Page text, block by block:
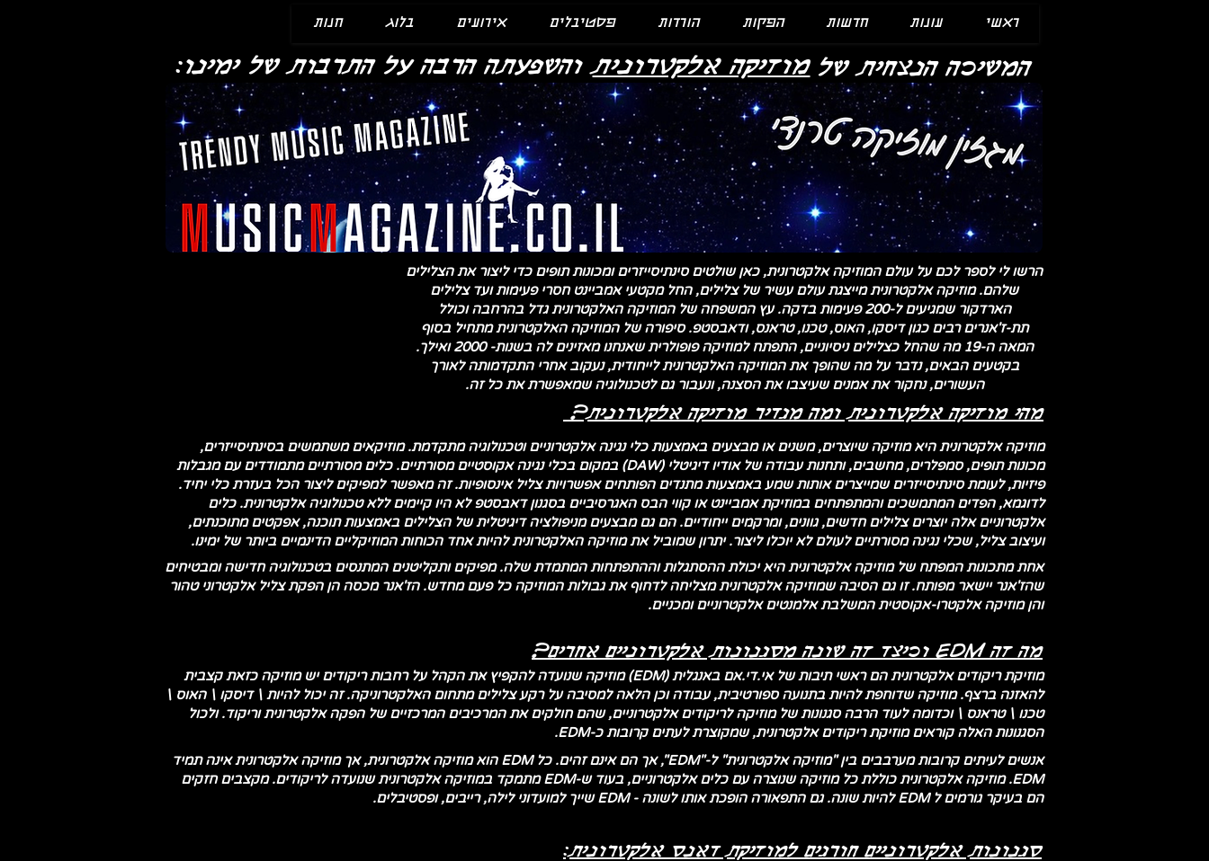
חנות בלוג אירועים פסטיבלים הורדות הפקות חדשות עונות ראשי
מוזיקה אלקטרונית :והשפעתה הרבה על התרבות של ימינו המשיכה הנצחית של
הרשו לי לספר לכם על עולם המוזיקה אלקטרונית, כאן שולטים סינתיסייזרים ומכונות תופים כדי ליצור את הצלילים
שלהם. מוזיקה אלקטרונית מייצגת עולם עשיר של צלילים, החל מקטעי אמביינט חסרי פעימות ועד צלילים
הארדקור שמגיעים ל-200 פעימות בדקה. עץ המשפחה של המוזיקה האלקטרונית גדל בהרחבה וכולל
תת-ז'אנרים רבים כגון דיסקו, האוס, טכנו, טראנס, ודאבסטפ. סיפורה של המוזיקה האלקטרונית מתחיל בסוף
המאה ה-19 מה שהחל כצלילים ניסיוניים, התפתח למוזיקה פופולרית שאנחנו מאזינים לה בשנות- 2000 ואילך.
בקטעים הבאים, נדבר על מה שהופך את המוזיקה האלקטרונית לייחודית, נעקוב אחרי התקדמותה לאורך
העשורים, נחקור את אמנים שעיצבו את הסצנה, ונעבור גם לטכנולוגיה שמאפשרת את כל זה.
מהי מוזיקה אלקטרונית ומה מגדיר מוזיקה אלקטרונית?
מוזיקה אלקטרונית היא מוזיקה שיוצרים, משנים או מבצעים באמצעות כלי נגינה אלקטרוניים וטכנולוגיה מתקדמת. מוזיקאים משתמשים בסינתיסייזרים,
מכונות תופים, סמפלרים, מחשבים, ותחנות עבודה של אודיו דיגיטלי (DAW) במקום בכלי נגינה אקוסטיים מסורתיים. כלים מסורתיים מתמודדים עם מגבלות
פיזיות, לעומת סינתיסייזרים שמייצרים אותות שמע באמצעות מתנדים הפותחים אפשרויות צליל אינסופיות. זה מאפשר למפיקים ליצור הכל בעזרת כלי יחיד.
לדוגמא, הפדים המתמשכים והמתפתחים במוזיקת ​​אמביינט או קווי הבס האגרסיביים בסגנון דאבסטפ לא היו קיימים ללא טכנולוגיה אלקטרונית. כלים
אלקטרוניים אלה יוצרים צלילים חדשים, גוונים, ומרקמים ייחודיים. הם גם מבצעים מניפולציה דיגיטלית של הצלילים באמצעות תוכנה, אפקטים מתוכנתים,
ועיצוב צליל, שכלי נגינה מסורתיים לעולם לא יוכלו ליצור. יתרון שמוביל את מוזיקה האלקטרונית להיות אחד הכוחות המוזיקליים הדינמיים ביותר של ימינו.
אחת מתכונות המפתח של מוזיקה אלקטרונית היא יכולת ההסתגלות וההתפתחות המתמדת שלה. מפיקים ותקליטנים המתנסים בטכנולוגיה חדישה ומבטיחים
שהז'אנר יישאר מפותח. זו גם הסיבה שמוזיקה אלקטרונית מצליחה לדחוף את גבולות המוזיקה כל פעם מחדש. הז'אנר מכסה הן הפקת צליל אלקטרוני טהור
והן מוזיקה אלקטרו-אקוסטית המשלבת אלמנטים אלקטרוניים ומכניים.
מה זה EDM וכיצד זה שונה מסגנונות אלקטרוניים אחרים?
מוזיקת ​​ריקודים אלקטרונית הם ראשי תיבות של אי.די.אם באנגלית (EDM) מוזיקה שנועדה להקפיץ את הקהל על רחבות ריקודים יש מוזיקה כזאת קצבית
להאזנה ברצף. מוזיקה שדוחפת להיות בתנועה ספורטיבית, עבודה וכן הלאה למסיבה על רקע צלילים מתחום האלקטרוניקה. זה יכול להיות \ דיסקו \ האוס \
טכנו \ טראנס \ וכדומה לעוד הרבה סגנונות של מוזיקה לריקודים אלקטרוניים, שהם חולקים את המרכיבים המרכזיים של הפקה אלקטרונית וריקוד. ולכול
הסגנונות האלה קוראים מוזיקת ​​ריקודים אלקטרונית, שמקוצרת לעתים קרובות כ-EDM.
אנשים לעיתים קרובות מערבבים בין "מוזיקה אלקטרונית" ל-"EDM", אך הם אינם זהים. כל EDM הוא מוזיקה אלקטרונית, אך מוזיקה אלקטרונית אינה תמיד
EDM. מוזיקה אלקטרונית כוללת כל מוזיקה שנוצרה עם כלים אלקטרוניים, בעוד ש-EDM מתמקד במוזיקה אלקטרונית שנועדה לריקודים. מקצבים חזקים
הם בעיקר גורמים ל EDM להיות שונה. גם התפאורה הופכת אותו לשונה - EDM שייך למועדוני לילה, רייבים, ופסטיבלים.
סגנונות אלקטרוניים חורגים למוזיקת ​​דאנס אלקטרונית: